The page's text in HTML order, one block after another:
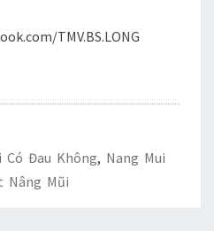
TMV.BS.LONG
Có Đau Không, Nang Mui
Nâng Mũi